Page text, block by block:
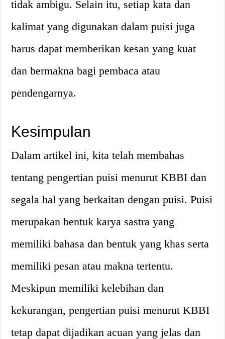
tidak ambigu. Selain itu, setiap kata dan
kalimat yang digunakan dalam puisi juga
harus dapat memberikan kesan yang kuat
dan bermakna bagi pembaca atau
pendengarnya.
Kesimpulan
Dalam artikel ini, kita telah membahas
tentang pengertian puisi menurut KBBI dan
segala hal yang berkaitan dengan puisi. Puisi
merupakan bentuk karya sastra yang
memiliki bahasa dan bentuk yang khas serta
memiliki pesan atau makna tertentu.
Meskipun memiliki kelebihan dan
kekurangan, pengertian puisi menurut KBBI
tetap dapat dijadikan acuan yang jelas dan